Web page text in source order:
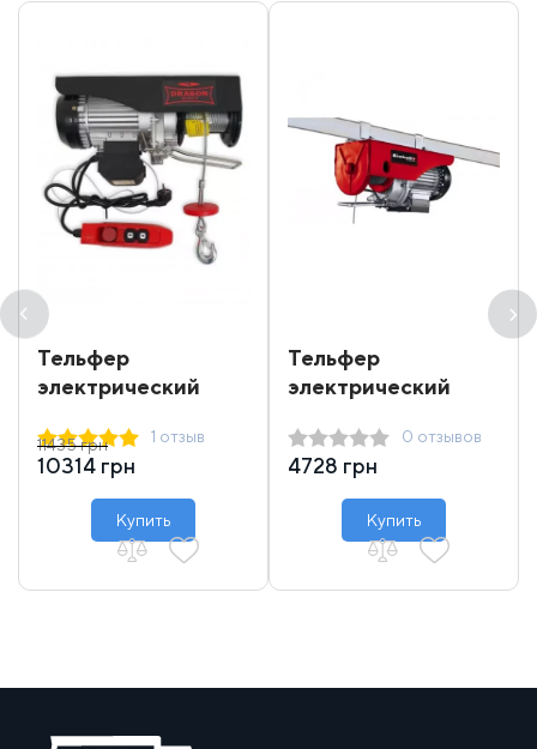
Тельфер
электрический
400/800
1 отзыв
10314 грн
11435 грн
Купить
Тельфер
электрический
0 отзывов
4728 грн
Купить